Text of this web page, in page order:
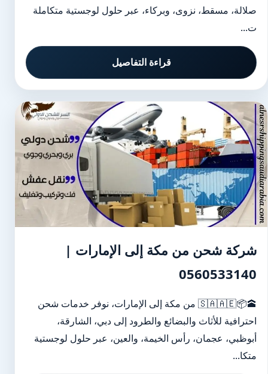
صلالة، مسقط، نزوى، وبركاء، عبر حلول لوجستية متكاملة
ت...
قراءة التفاصيل
شركة شحن من مكة إلى الإمارات |
0560533140
🕋📦🇸🇦🇦🇪 من مكة إلى الإمارات، نوفر خدمات شحن
احترافية للأثاث والبضائع والطرود إلى دبي، الشارقة،
أبوظبي، عجمان، رأس الخيمة، والعين، عبر حلول لوجستية
متكا...